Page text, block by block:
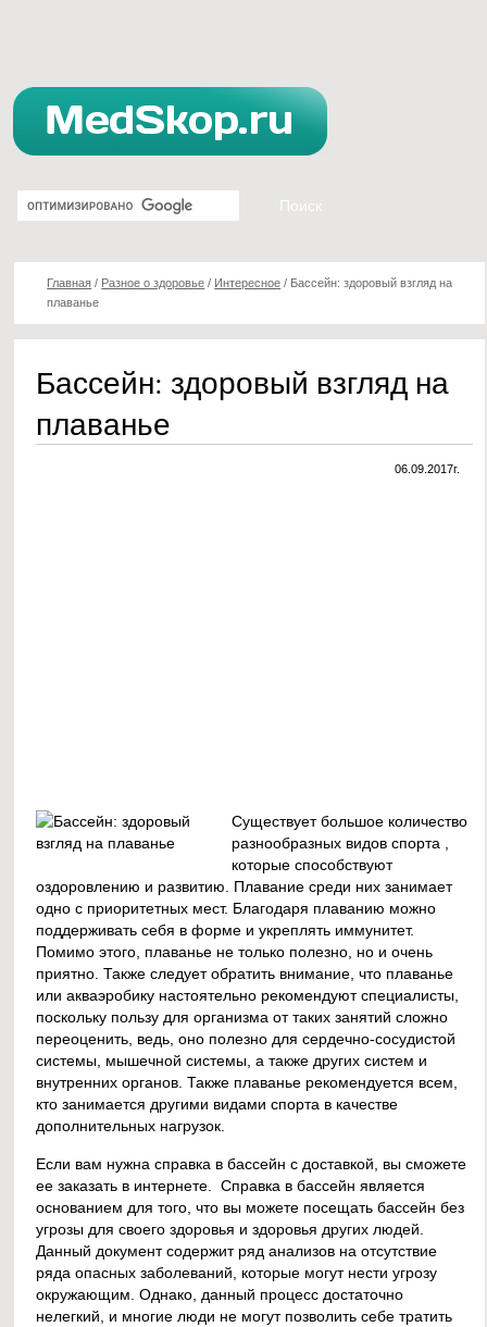
Главная / Разное о здоровье / Интересное / Бассейн: здоровый взгляд на
плаванье
Бассейн: здоровый взгляд на
плаванье
06.09.2017г.
Существует большое количество
разнообразных видов спорта ,
которые способствуют
оздоровлению и развитию. Плавание среди них занимает
одно с приоритетных мест. Благодаря плаванию можно
поддерживать себя в форме и укреплять иммунитет.
Помимо этого, плаванье не только полезно, но и очень
приятно. Также следует обратить внимание, что плаванье
или акваэробику настоятельно рекомендуют специалисты,
поскольку пользу для организма от таких занятий сложно
переоценить, ведь, оно полезно для сердечно-сосудистой
системы, мышечной системы, а также других систем и
внутренних органов. Также плаванье рекомендуется всем,
кто занимается другими видами спорта в качестве
дополнительных нагрузок.
Если вам нужна справка в бассейн с доставкой, вы сможете
ее заказать в интернете. Справка в бассейн является
основанием для того, что вы можете посещать бассейн без
угрозы для своего здоровья и здоровья других людей.
Данный документ содержит ряд анализов на отсутствие
ряда опасных заболеваний, которые могут нести угрозу
окружающим. Однако, данный процесс достаточно
нелегкий, и многие люди не могут позволить себе тратить